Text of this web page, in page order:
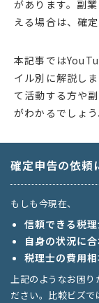
があります。副
える場合は、確
本記事では
イル別に解説し
て活動する方や
がわかるでしょう
確定申告の依頼
もしも今現在、
信頼できる税
自身の状況に
税理士の費用
上記のようなお困り
ださい。比較ビズ